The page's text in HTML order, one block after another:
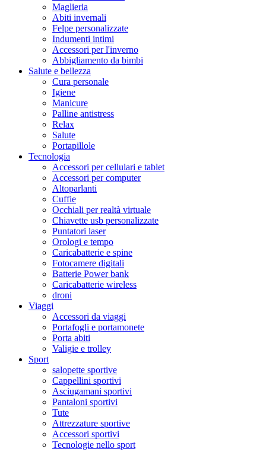
Maglieria
Abiti invernali
Felpe personalizzate
Indumenti intimi
Accessori per l'inverno
Abbigliamento da bimbi
Salute e bellezza
Cura personale
Igiene
Manicure
Palline antistress
Relax
Salute
Portapillole
Tecnologia
Accessori per cellulari e tablet
Accessori per computer
Altoparlanti
Cuffie
Occhiali per realtà virtuale
Chiavette usb personalizzate
Puntatori laser
Orologi e tempo
Caricabatterie e spine
Fotocamere digitali
Batterie Power bank
Caricabatterie wireless
droni
Viaggi
Accessori da viaggi
Portafogli e portamonete
Porta abiti
Valigie e trolley
Sport
salopette sportive
Cappellini sportivi
Asciugamani sportivi
Pantaloni sportivi
Tute
Attrezzature sportive
Accessori sportivi
Tecnologie nello sport